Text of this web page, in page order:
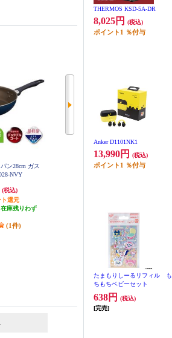
THERMOS KSD-5A-DR
8,025円 (税込)
ポイント 1 ％付与
Anker D1101NK1
13,990円 (税込)
ポイント 1 ％付与
たまもりしーるリフィル も
ちもちベビーセット
638円
(税込)
[完売]
ン28cm ガス
NVY
(税込)
ト還元
庫残りわず
(1件)
THERMOS 炒め鍋28cm ガス火専
か）
(2件)